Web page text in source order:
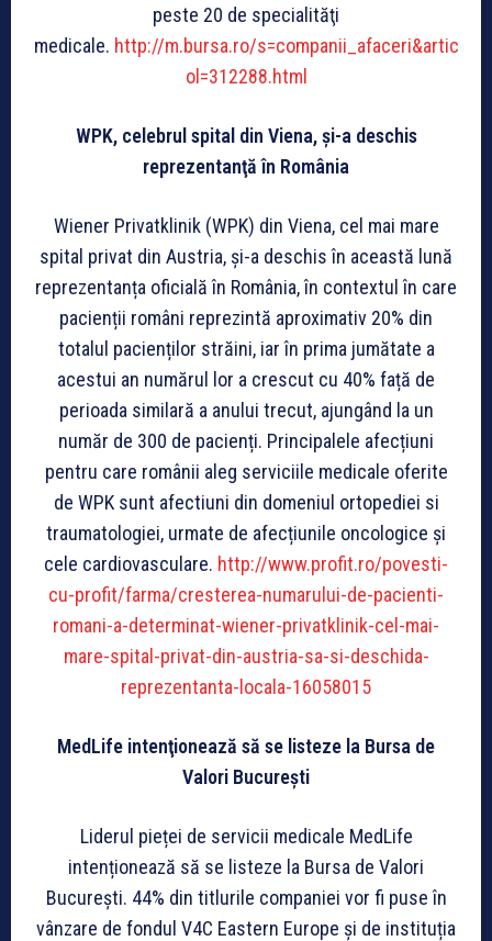
peste 20 de specialităţi
medicale. http://m.bursa.ro/s=companii_afaceri&artic
ol=312288.html
WPK, celebrul spital din Viena, şi-a deschis
reprezentanţă în România
Wiener Privatklinik (WPK) din Viena, cel mai mare
spital privat din Austria, și-a deschis în această lună
reprezentanța oficială în România, în contextul în care
pacienții români reprezintă aproximativ 20% din
totalul pacienților străini, iar în prima jumătate a
acestui an numărul lor a crescut cu 40% față de
perioada similară a anului trecut, ajungând la un
număr de 300 de pacienți. Principalele afecțiuni
pentru care românii aleg serviciile medicale oferite
de WPK sunt afectiuni din domeniul ortopediei si
traumatologiei, urmate de afecțiunile oncologice și
cele cardiovasculare. http://www.profit.ro/povesti-
cu-profit/farma/cresterea-numarului-de-pacienti-
romani-a-determinat-wiener-privatklinik-cel-mai-
mare-spital-privat-din-austria-sa-si-deschida-
reprezentanta-locala-16058015
MedLife intenţionează să se listeze la Bursa de
Valori Bucureşti
Liderul pieței de servicii medicale MedLife
intenționează să se listeze la Bursa de Valori
București. 44% din titlurile companiei vor fi puse în
vânzare de fondul V4C Eastern Europe și de instituția